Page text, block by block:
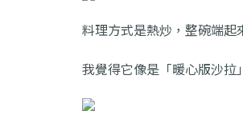
料理方式是熱炒，整碗端起
我覺得它像是「暖心版沙拉